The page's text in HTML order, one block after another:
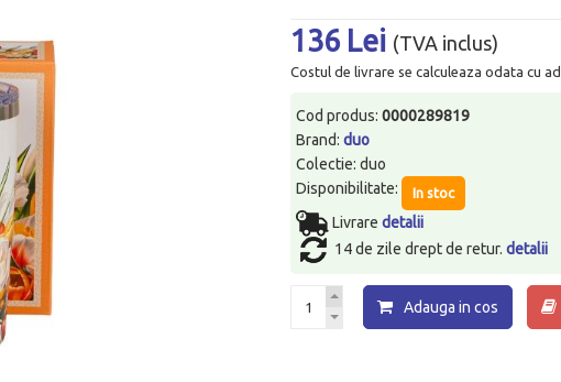
136 Lei (TVA inclus)
Costul de livrare se calculeaza odata cu
Cod produs:0000289819
Brand:duo
Colectie: duo
Disponibilitate:
In stoc
Livraredetalii
14 de zile drept de retur.detalii
Adauga in cos